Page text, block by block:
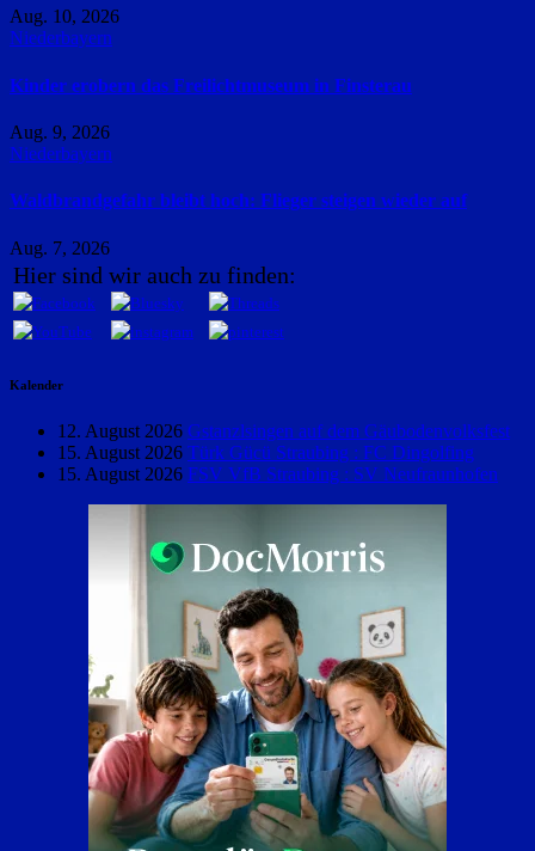
Aug. 10, 2026
Niederbayern
Kinder erobern das Freilichtmuseum in Finsterau
Aug. 9, 2026
Niederbayern
Waldbrandgefahr bleibt hoch: Flieger steigen wieder auf
Aug. 7, 2026
Hier sind wir auch zu finden:
Kalender
12. August 2026 Gstanzlsingen auf dem Gäubodenvolksfest
15. August 2026 Türk Gücü Straubing : FC Dingolfing
15. August 2026 FSV VfB Straubing : SV Neufraunhofen